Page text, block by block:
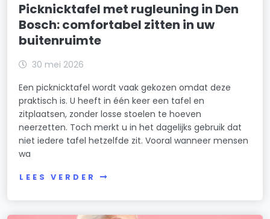
Picknicktafel met rugleuning in Den
Bosch: comfortabel zitten in uw
buitenruimte
30 mei 2026
Een picknicktafel wordt vaak gekozen omdat deze
praktisch is. U heeft in één keer een tafel en
zitplaatsen, zonder losse stoelen te hoeven
neerzetten. Toch merkt u in het dagelijks gebruik dat
niet iedere tafel hetzelfde zit. Vooral wanneer mensen
wa
LEES VERDER